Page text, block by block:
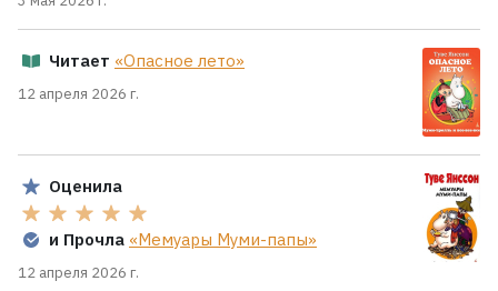
Читает «Опасное лето»
12 апреля 2026 г.
Оценила
и Прочла «Мемуары Муми-папы»
12 апреля 2026 г.